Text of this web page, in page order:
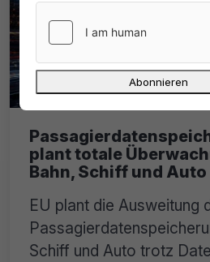
plant totale
Bahn, Schiff und Auto
EU plant die Ausweitung
Schiff und Auto trotz